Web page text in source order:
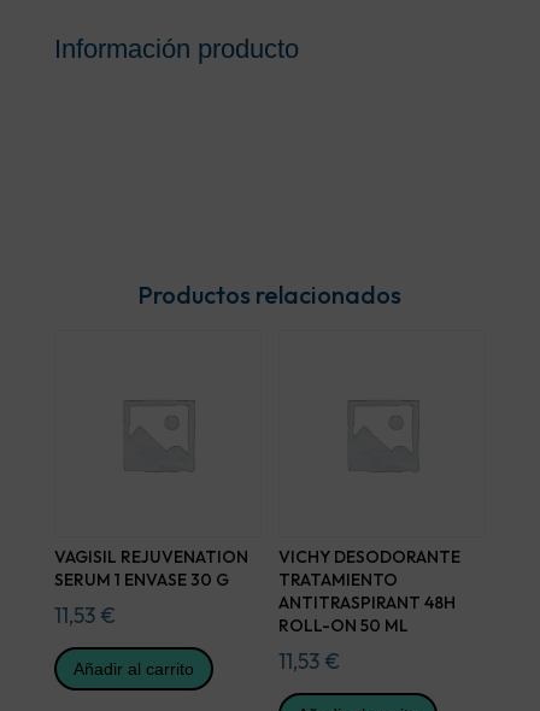
Información producto
Productos relacionados
VAGISIL REJUVENATION
SERUM 1 ENVASE 30 G
11,53 €
Añadir al carrito
VICHY DESODORANTE
TRATAMIENTO
ANTITRASPIRANT 48H
ROLL-ON 50 ML
11,53 €